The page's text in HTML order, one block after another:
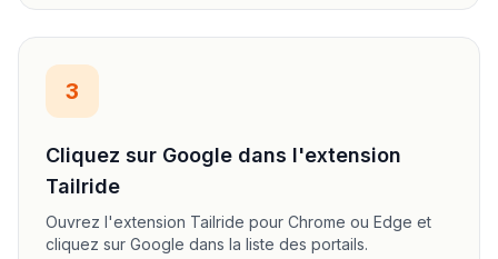
3
Cliquez sur Google dans l'extension
Tailride
Ouvrez l'extension Tailride pour Chrome ou Edge et
cliquez sur Google dans la liste des portails.